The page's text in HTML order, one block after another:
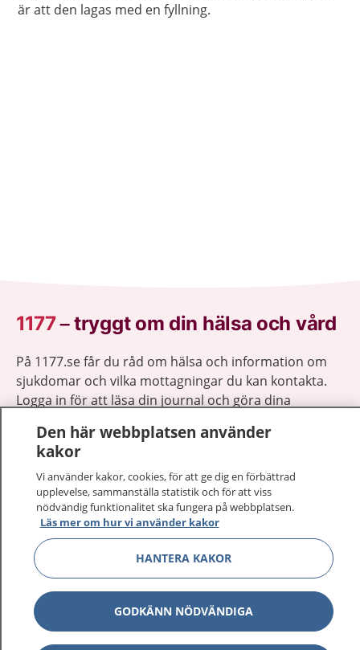
är att den lagas med en fyllning.
1177–tryggt om din hälsa och vård
På 1177.se får du råd om hälsa och information om
sjukdomar och vilka mottagningar du kan kontakta.
Logga in för att läsa din journal och göra dina
sjukvårdsrådgivning dygnet runt.
1177 ger dig råd när du vill må bättre.
1177 på flera språk Visa
Om 1177 Visa
Visa
Den här webbplatsen använder
kakor
Vi använder kakor, cookies, för att ge dig en förbättrad
upplevelse, sammanställa statistik och för att viss
nödvändig funktionalitet ska fungera på webbplatsen.
Läs mer om hur vi använder kakor
HANTERA KAKOR
GODKÄNN NÖDVÄNDIGA